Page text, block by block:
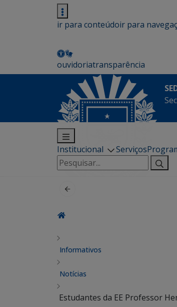
ir para conteúdoir para
ouvidoriatransparência
Institucional Serviços
Pesquisar
por:
Informativos
Notícias
Estudantes da EE Professor